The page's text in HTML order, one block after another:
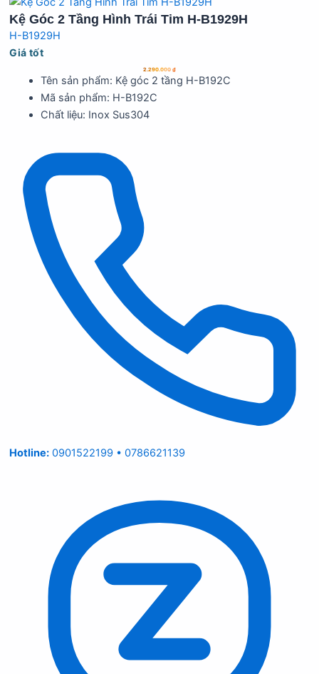
Kệ Góc 2 Tầng Hình Trái Tim H-B1929H
H-B1929H
Giá tốt
2.290.000₫
Tên sản phẩm: Kệ góc 2 tầng H-B192C
Mã sản phẩm: H-B192C
Chất liệu: Inox Sus304
Hotline: 0901522199 • 0786621139